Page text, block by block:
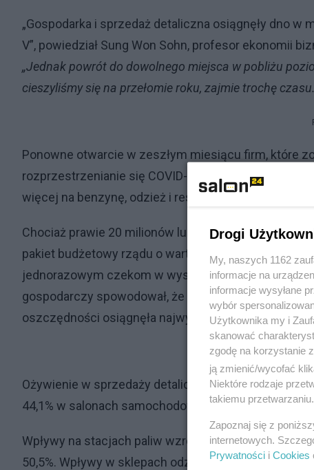
„Gospodarka i sprzedaż detaliczna osiągnęły dno
V”, powiedział Sung Won Sohn, profesor ekonomii
„Jednak powrót do dowolnego miejsca w pobliżu
cieszyliśmy się na przełomie roku, zajmie trochę
Ponowne otwarcie w zeszłym miesiącu firm, które
rozprzestrzenianie się COVID-19, spowodowało, że
więcej na benzynę, odzież i restauracje.
Chociaż prawie 20 milionów ludzi straciło pracę z
pakiet budżetowy rządu o wartości prawie 3 bln USD
jednorazowym czekom w wysokości 1200 USD i
gospodarczy spowodował, że oszczędności
oszczędności osiągnęła najwyższy w historii poziom
Ożywienie w sprzedaży detalicznej w ubiegłym
44,1% w salonach samochodowych.
Wpływy na stacjach paliw wzrosły o 12,8%.
50,5%. Wpływy w sklepach odzieżowych wzrosły w
Drogi
My, naszych 1162
informacje na
informacje wysyłane
wybór
Użytkownika my i
skanować
zgodę na korzystanie
ją zmienić/wycofać
Niektóre rodzaje
takiemu
Zapoznaj się z
internetowych.
Prywatności i Cookies